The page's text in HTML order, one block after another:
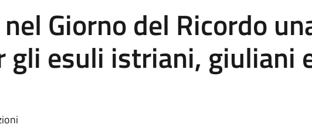
Giorno del Ricordo
gli esuli istriani, giuliani